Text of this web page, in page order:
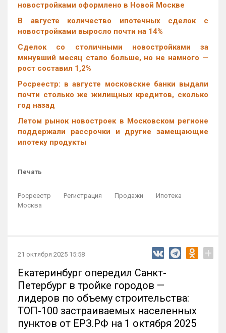
новостройками оформлено в Новой Москве
В августе количество ипотечных сделок с
новостройками выросло почти на 14%
Cделок со столичными новостройками за
минувший месяц стало больше, но не намного —
рост составил 1,2%
Росреестр: в августе московские банки выдали
почти столько же жилищных кредитов, сколько
год назад
Летом рынок новостроек в Московском регионе
поддержали рассрочки и другие замещающие
ипотеку продукты
Печать
Росреестр Регистрация Продажи
Ипотека
Москва
21 октября 2025 15:58 +
Екатеринбург опередил Санкт-
Петербург в тройке городов —
лидеров по объему строительства:
ТОП-100 застраиваемых населенных
пунктов от ЕРЗ.РФ на 1 октября 2025